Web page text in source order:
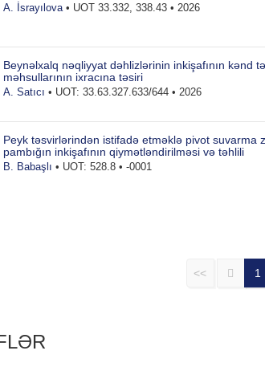
A. İsrayılova• UOT 33.332, 338.43 • 2026
Beynəlxalq nəqliyyat dəhlizlərinin inkişafının kənd
məhsullarının ixracına təsiri
A. Satıcı • UOT: 33.63.327.633/644 • 2026
Peyk təsvirlərindən istifadə etməklə pivot suvarma
pambığın inkişafının qiymətləndirilməsi və təhlili
B. Babaşlı • UOT: 528.8 • -0001
<< 1